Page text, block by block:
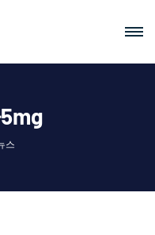
스